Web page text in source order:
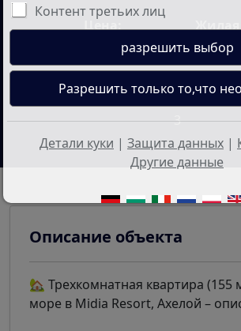
Цена:
108.000 €
Количество
комнат:
3
Описание объекта
🏡 Трехкомнатная квартира (155
море в Midia Resort, Ахелой –
Контент третьих лиц
Детали куки | Защита данных |
Другие данные